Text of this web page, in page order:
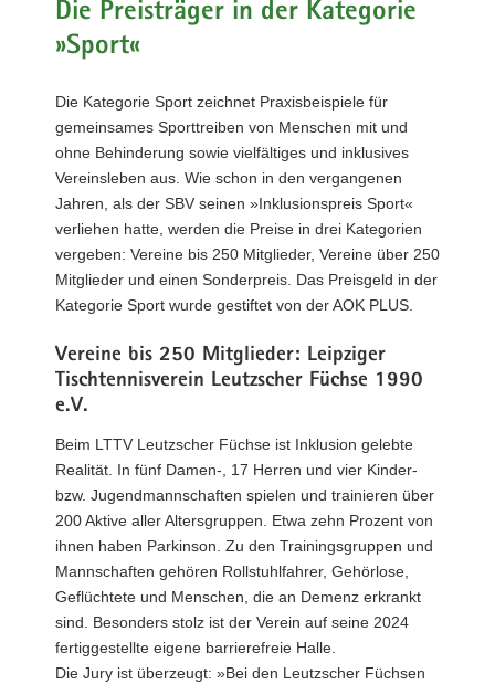
Die Preisträger in der Kategorie
»Sport«
Die Kategorie Sport zeichnet Praxisbeispiele für
gemeinsames Sporttreiben von Menschen mit und
ohne Behinderung sowie vielfältiges und inklusives
Vereinsleben aus. Wie schon in den vergangenen
Jahren, als der SBV seinen »Inklusionspreis Sport«
verliehen hatte, werden die Preise in drei Kategorien
vergeben: Vereine bis 250 Mitglieder, Vereine über 250
Mitglieder und einen Sonderpreis. Das Preisgeld in der
Kategorie Sport wurde gestiftet von der AOK PLUS.
Vereine bis 250 Mitglieder: Leipziger
Tischtennisverein Leutzscher Füchse 1990
e.V.
Beim LTTV Leutzscher Füchse ist Inklusion gelebte
Realität. In fünf Damen-, 17 Herren und vier Kinder-
bzw. Jugendmannschaften spielen und trainieren über
200 Aktive aller Altersgruppen. Etwa zehn Prozent von
ihnen haben Parkinson. Zu den Trainingsgruppen und
Mannschaften gehören Rollstuhlfahrer, Gehörlose,
Geflüchtete und Menschen, die an Demenz erkrankt
sind. Besonders stolz ist der Verein auf seine 2024
fertiggestellte eigene barrierefreie Halle.
Die Jury ist überzeugt: »Bei den Leutzscher Füchsen